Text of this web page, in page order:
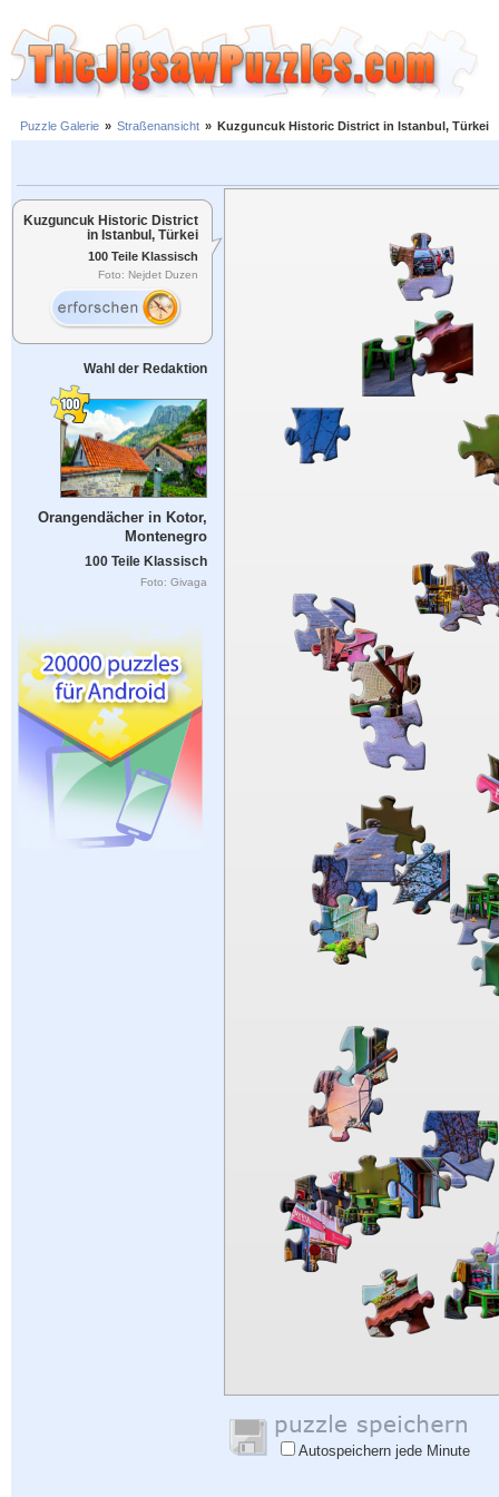
Puzzle Galerie » Straßenansicht » Kuzguncuk Historic District in Istanbul, Türkei
Kuzguncuk Historic District
in Istanbul, Türkei
100 Teile Klassisch
Foto: Nejdet Duzen
Wahl der Redaktion
Orangendächer in Kotor,
Montenegro
100 Teile Klassisch
Foto: Givaga
Autospeichern jede Minute